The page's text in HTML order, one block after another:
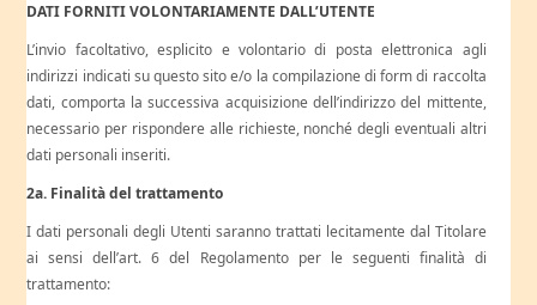
DATI FORNITI VOLONTARIAMENTE DALL’UTENTE
L’invio facoltativo, esplicito e volontario di posta elettronica agli
indirizzi indicati su questo sito e/o la compilazione di form di raccolta
dati, comporta la successiva acquisizione dell’indirizzo del mittente,
necessario per rispondere alle richieste, nonché degli eventuali altri
dati personali inseriti.
2a. Finalità del trattamento
I dati personali degli Utenti saranno trattati lecitamente dal Titolare
ai sensi dell’art. 6 del Regolamento per le seguenti finalità di
trattamento: